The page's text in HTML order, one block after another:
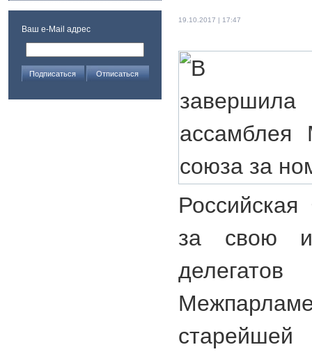
Ваш e-Mail адрес
19.10.2017 | 17:47
за свою